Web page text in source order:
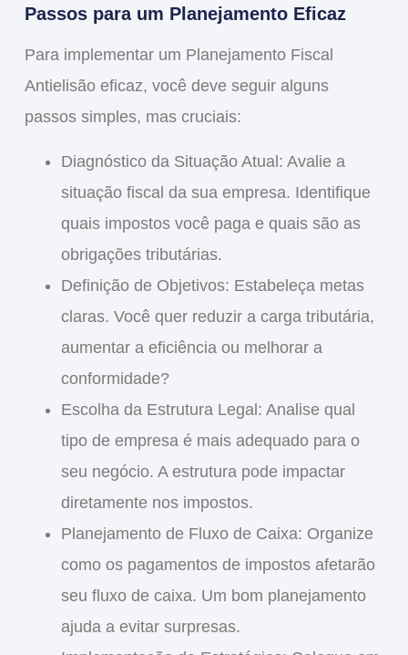
Passos para um Planejamento Eficaz
Para implementar um Planejamento Fiscal
Antielisãoeficaz, você deve seguir alguns
passos simples, mas cruciais:
Diagnóstico da Situação Atual: Avalie a
situação fiscal da sua empresa. Identifique
quais impostos você paga e quais são as
obrigações tributárias.
Definição de Objetivos: Estabeleça metas
claras. Você quer reduzir a carga tributária,
aumentar a eficiência ou melhorar a
conformidade?
Escolha da Estrutura Legal: Analise qual
tipo de empresa é mais adequado para o
seu negócio. A estrutura pode impactar
diretamente nos impostos.
Planejamento de Fluxo de Caixa: Organize
como os pagamentos de impostos afetarão
seu fluxo de caixa. Um bom planejamento
ajuda a evitar surpresas.